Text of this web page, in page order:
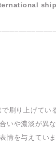
刷り上げてい
いや濃淡が異
情を与えていま